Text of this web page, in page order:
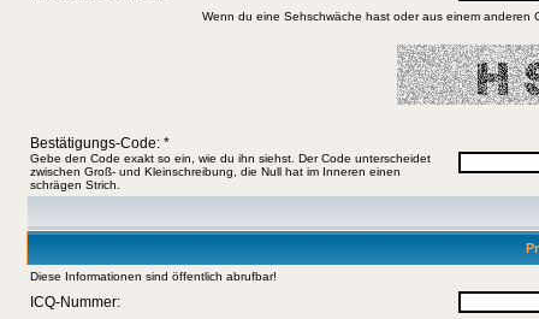
Wenn du eine Sehschwäche hast oder aus einem
Bestätigungs-Code: *
Gebe den Code exakt so ein, wie du ihn siehst. Der Code unterscheidet
zwischen Groß- und Kleinschreibung, die Null hat im Inneren einen
schrägen Strich.
Diese Informationen sind öffentlich abrufbar!
ICQ-Nummer: